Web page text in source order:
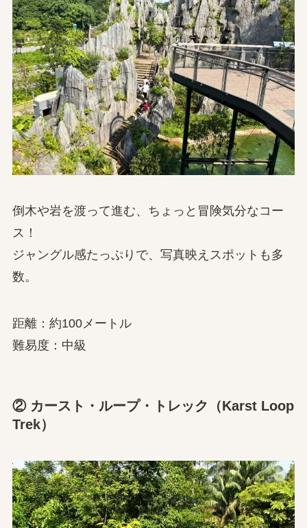
倒木や岩を渡って進む、ちょっと冒険気分なコー
ス！
ジャングル感たっぷりで、写真映えスポットも多
数。
距離：約100メートル
難易度：中級
② カースト・ループ・トレック（Karst Loop
Trek）